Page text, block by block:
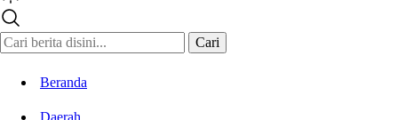
Cari
Beranda
Daerah